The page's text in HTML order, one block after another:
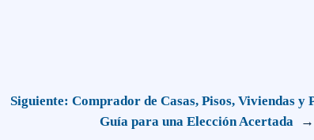
Siguiente:Comprador de Casas, Pisos, Viviendas y
Guía para una Elección Acertada
→